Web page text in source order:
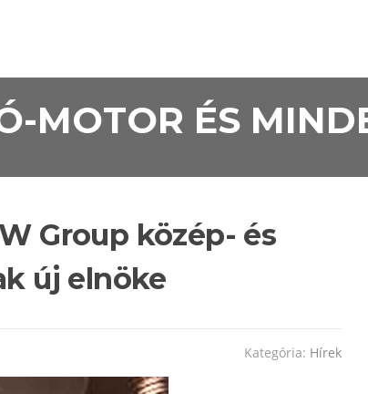
MOTOR ÉS
Group közép- és
új elnöke
Kategória: Hírek